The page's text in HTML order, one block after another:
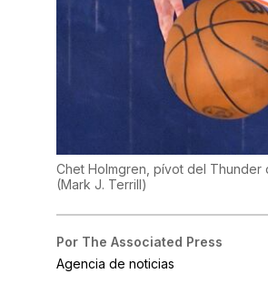
Chet Holmgren, pívot del Thunder
(Mark J. Terrill)
Por The Associated Press
Agencia de noticias